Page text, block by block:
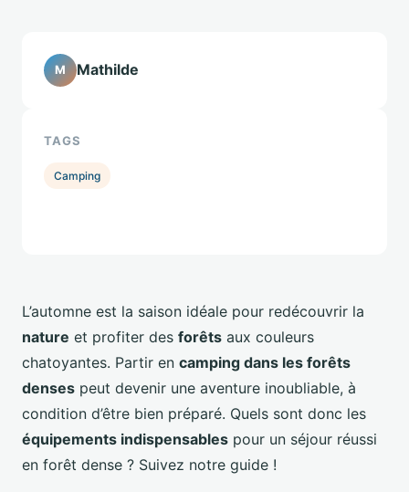
L’automne est la saison idéale pour redécouvrir la
nature et profiter des forêts aux couleurs
chatoyantes. Partir en camping dans les forêts
denses peut devenir une aventure inoubliable, à
condition d’être bien préparé. Quels sont donc les
équipements indispensables pour un séjour réussi
en forêt dense ? Suivez notre guide !
M Mathilde
TAGS
Camping